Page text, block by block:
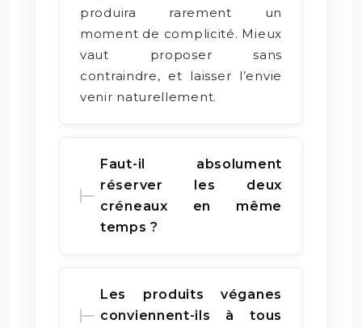
produira rarement un
moment de complicité. Mieux
vaut proposer sans
contraindre, et laisser l’envie
venir naturellement.
Faut-il absolument
réserver les deux
créneaux en même
temps ?
Les produits véganes
conviennent-ils à tous